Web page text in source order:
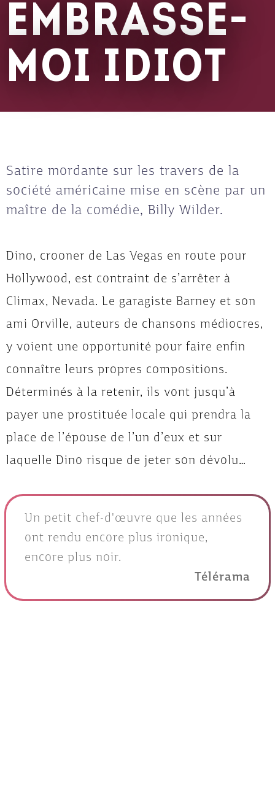
EMBRASSE-
MOI IDIOT
Satire mordante sur les travers de la
société américaine mise en scène par un
maître de la comédie, Billy Wilder.
Dino, crooner de Las Vegas en route pour
Hollywood, est contraint de s’arrêter à
Climax, Nevada. Le garagiste Barney et son
ami Orville, auteurs de chansons médiocres,
y voient une opportunité pour faire enfin
connaître leurs propres compositions.
Déterminés à la retenir, ils vont jusqu’à
payer une prostituée locale qui prendra la
place de l’épouse de l’un d’eux et sur
laquelle Dino risque de jeter son dévolu…
Un petit chef-d'œuvre que les années
ont rendu encore plus ironique,
encore plus noir.
Télérama